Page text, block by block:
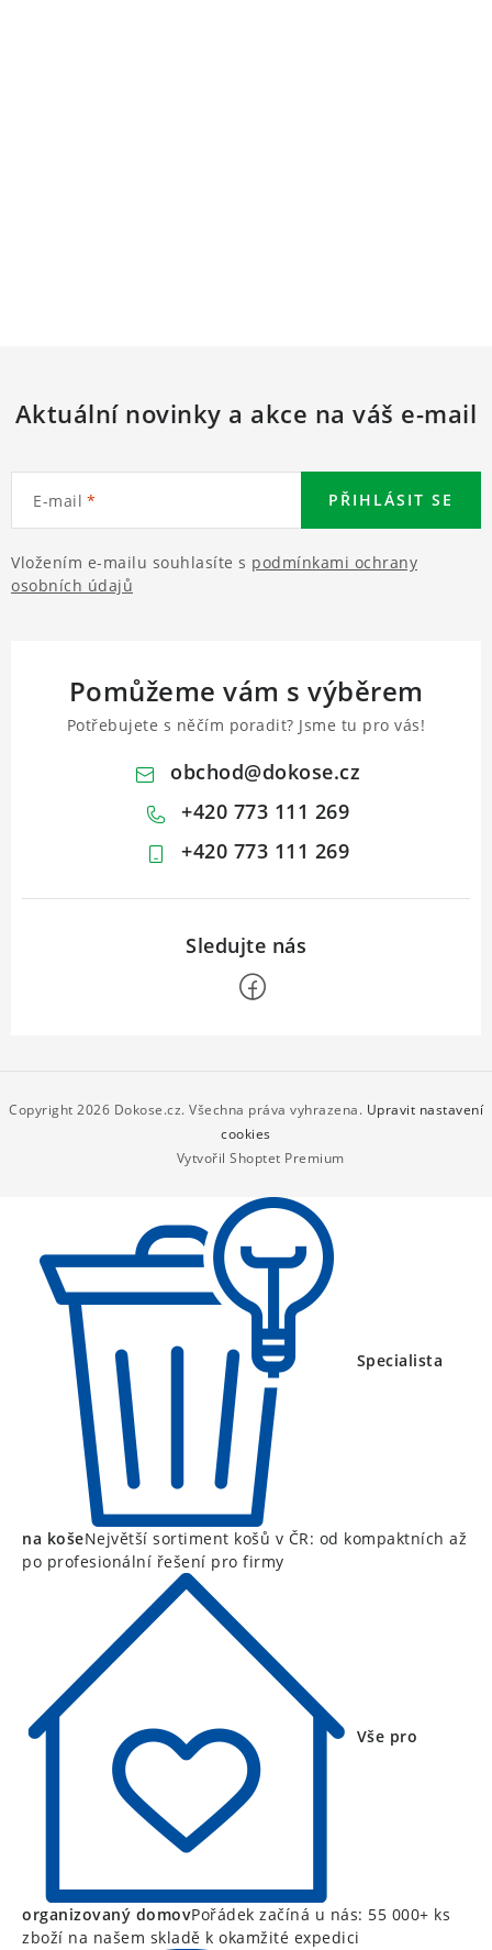
Aktuální novinky a akce na váš e-mail
E-mail
Vložením e-mailu souhlasíte s podmínkami ochrany
osobních údajů
PŘIHLÁSIT SE
Pomůžeme vám s výběrem
Potřebujete s něčím poradit? Jsme tu pro vás!
obchod@dokose.cz
+420 773 111 269
+420 773 111 269
p
Vytvořil Shoptet Premium
Copyright 2026 Dokose.cz. Všechna práva vyhrazena. Upravit nastavení
cookies
Specialista
na košeNejvětší sortiment košů v ČR: od kompaktních až
po profesionální řešení pro firmy
Vše pro
organizovaný domovPořádek začíná u nás: 55 000+ ks
zboží na našem skladě k okamžité expedici